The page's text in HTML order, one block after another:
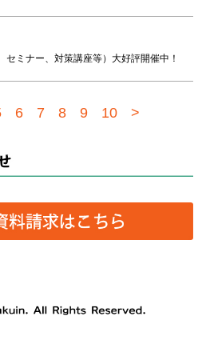
セミナー、対策講座等）大好評開催中！
6 7 8 9 10 >